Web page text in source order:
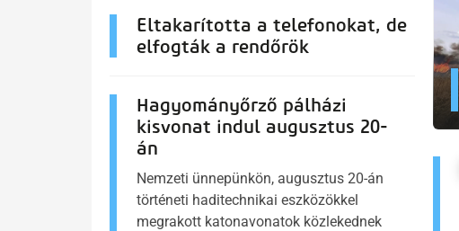
Eltakarította a telefonokat, de
elfogták a rendőrök
Hagyományőrző pálházi
kisvonat indul augusztus 20-
án
Nemzeti ünnepünkön, augusztus 20-án
történeti haditechnikai eszközökkel
megrakott katonavonatok közlekednek